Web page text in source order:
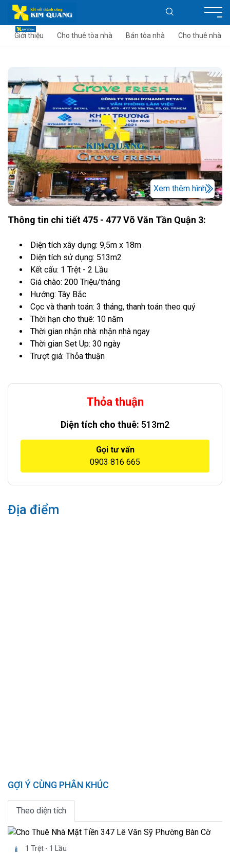
Giới thiệu Cho thuê tòa nhà Bán tòa nhà Cho thuê nhà
Xem thêm hình
Thông tin chi tiết 475 - 477 Võ Văn Tần Quận 3:
Diện tích xây dựng: 9,5m x 18m
Diện tích sử dụng: 513m2
Kết cấu: 1 Trệt - 2 Lầu
Giá chào: 200 Triệu/tháng
Hướng: Tây Bắc
Cọc và thanh toán: 3 tháng, thanh toán theo quý
Thời hạn cho thuê: 10 năm
Thời gian nhận nhà: nhận nhà ngay
Thời gian Set Up: 30 ngày
Trượt giá: Thỏa thuận
Thỏa thuận
Diện tích cho thuê: 513m2
Gọi tư vấn
0903 816 665
Địa điểm
GỢI Ý CÙNG PHÂN KHÚC
Theo diện tích
1 Trệt - 1 Lầu